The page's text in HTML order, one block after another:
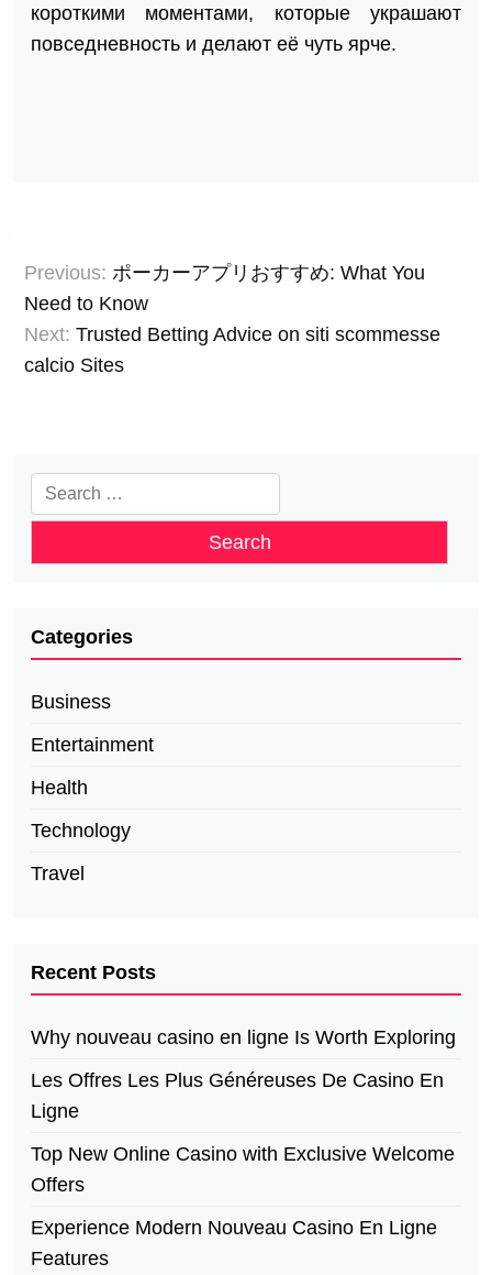
короткими моментами, которые украшают
повседневность и делают её чуть ярче.
navigation
Previous: ポーカーアプリおすすめ: What You
Need to Know
Next: Trusted Betting Advice on siti scommesse
calcio Sites
Search
for:
Categories
Business
Entertainment
Health
Technology
Travel
Recent Posts
Why nouveau casino en ligne Is Worth Exploring
Les Offres Les Plus Généreuses De Casino En
Ligne
Top New Online Casino with Exclusive Welcome
Offers
Experience Modern Nouveau Casino En Ligne
Features